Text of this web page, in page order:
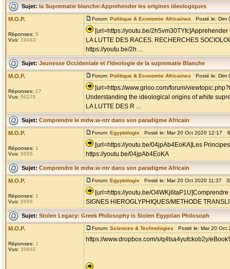
Sujet: la Suprematie blanche:Apprehender les origines ideologiques
M.O.P.
Réponses: 5
Vus: 16663
Forum: Politique & Economie Africaines Posté le: Dim
[url=https://youtu.be/
LA LUTTE DES RACES. RECHERCHES
https://youtu.be/2h ...
Sujet: Jeunesse Occidentale et l'Ideologie de la suprematie Blanche
M.O.P.
Réponses: 27
Vus: 56276
Forum: Politique & Economie Africaines Posté le: Dim
[url=https://www.grioo.com/forum/
Understanding the ideological origins of white
LA LUTTE DES R ...
Sujet: Comprendre le mdw.w-ntr dans son paradigme Africain
M.O.P.
Réponses: 1
Vus: 8955
Forum: Egyptologie Posté le: Mar 20 Oct 2020 12:17
[url=https://youtu.be/04jpAb4EoKA]Les
https://youtu.be/04jpAb4EoKA
Sujet: Comprendre le mdw.w-ntr dans son paradigme Africain
M.O.P.
Réponses: 1
Vus: 8955
Forum: Egyptologie Posté le: Mar 20 Oct 2020 11:37
[url=https://youtu.be/
SIGNES HIEROGLYPHIQUES/METHODE
Sujet: Stolen Legacy: Greek Philosophy is Stolen Egyptian Philosoph
M.O.P.
Réponses: 1
Vus: 39842
Forum: Sciences & Technologies Posté le: Mar 20
https://www.dropbox.com/s/q4tsa4yufckob2y/